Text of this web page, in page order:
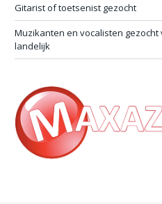
Gitarist of toetsenist gezocht
Muzikanten en vocalisten
landelijk